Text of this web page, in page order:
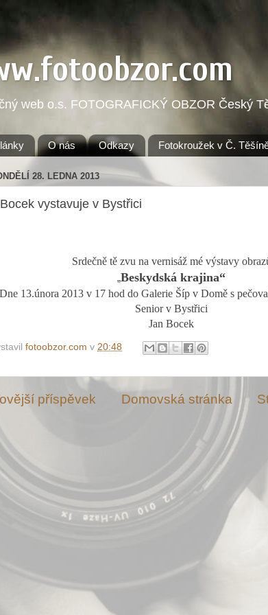
web o.s. FOTOGRAFICKÝ OBZOR Český
O nás Odkazy Fotokroužek v Č.
28. LEDNA 2013
vystavuje v Bystřici
Srdečně tě zvu na vernisáž mé výstavy
„Beskydská krajina“
Dne 13.února 2013 v 17 hod do Galerie Šíp v Domě s
Senior v Bystřici
Jan Bocek
fotoobzor.com v 20:48
příspěvek Domovská stránka